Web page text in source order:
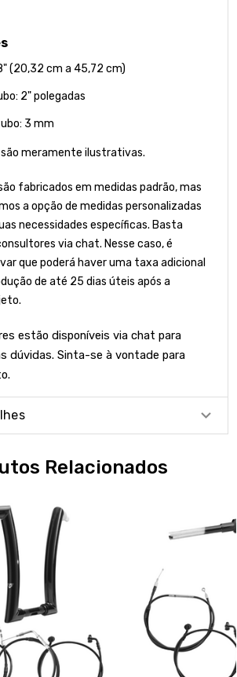
(20,32 cm a 45,72 cm)
2" polegadas
3 mm
são meramente ilustrativas.
fabricados em medidas padrão, mas
a opção de medidas personalizadas
necessidades específicas. Basta
via chat. Nesse caso, é
que poderá haver uma taxa adicional
de até 25 dias úteis após a
estão disponíveis via chat para
dúvidas. Sinta-se à vontade para
Relacionados